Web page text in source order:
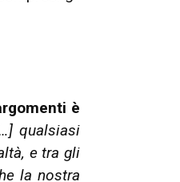
è
qualsiasi
e tra gli
la nostra